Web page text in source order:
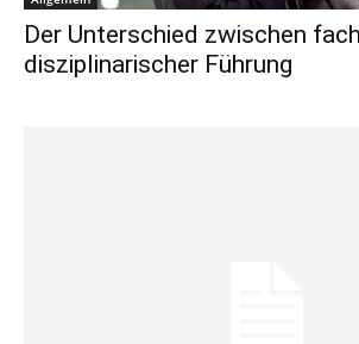
Der Unterschied zwischen
disziplinarischer Führung